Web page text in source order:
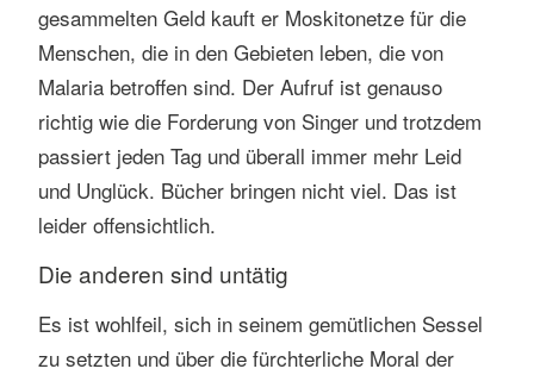
gesammelten Geld kauft er Moskitonetze für die
Menschen, die in den Gebieten leben, die von
Malaria betroffen sind. Der Aufruf ist genauso
richtig wie die Forderung von Singer und trotzdem
passiert jeden Tag und überall immer mehr Leid
und Unglück. Bücher bringen nicht viel. Das ist
leider offensichtlich.
Die anderen sind untätig
Es ist wohlfeil, sich in seinem gemütlichen Sessel
zu setzten und über die fürchterliche Moral der